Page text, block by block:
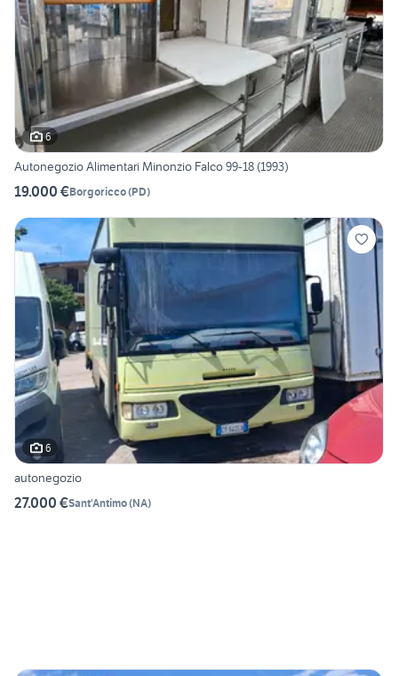
6
Autonegozio Alimentari Minonzio Falco 99-18 (1993)
19.000 €Borgoricco(PD)
6
autonegozio
27.000 €Sant'Antimo(NA)